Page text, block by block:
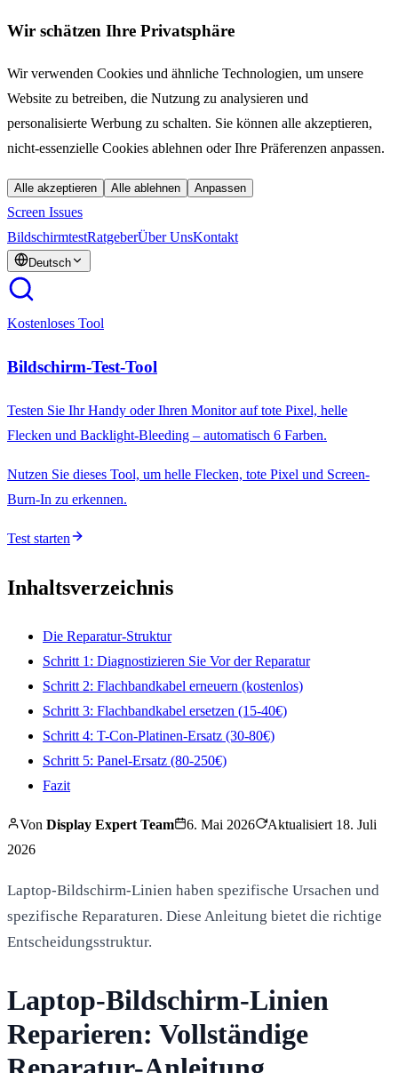
Wir schätzen Ihre Privatsphäre
Wir verwenden Cookies und ähnliche Technologien, um unsere
Website zu betreiben, die Nutzung zu analysieren und
personalisierte Werbung zu schalten. Sie können alle akzeptieren,
nicht-essenzielle Cookies ablehnen oder Ihre Präferenzen anpassen.
Alle akzeptieren Alle ablehnen Anpassen
Screen Issues
BildschirmtestRatgeberÜber UnsKontakt
Deutsch
Kostenloses Tool
Bildschirm-Test-Tool
Testen Sie Ihr Handy oder Ihren Monitor auf tote Pixel, helle
Flecken und Backlight-Bleeding – automatisch 6 Farben.
Nutzen Sie dieses Tool, um helle Flecken, tote Pixel und Screen-
Burn-In zu erkennen.
Test starten
Inhaltsverzeichnis
Die Reparatur-Struktur
Schritt 1: Diagnostizieren Sie Vor der Reparatur
Schritt 2: Flachbandkabel erneuern (kostenlos)
Schritt 3: Flachbandkabel ersetzen (15-40€)
Schritt 4: T-Con-Platinen-Ersatz (30-80€)
Schritt 5: Panel-Ersatz (80-250€)
Fazit
Von Display Expert Team 6. Mai 2026 Aktualisiert 18. Juli
2026
Laptop-Bildschirm-Linien haben spezifische Ursachen und
spezifische Reparaturen. Diese Anleitung bietet die richtige
Entscheidungsstruktur.
Laptop-Bildschirm-Linien
Reparieren: Vollständige